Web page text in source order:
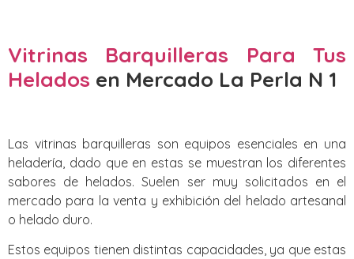
Vitrinas Barquilleras Para Tus
Helados en Mercado La Perla N 1
Las vitrinas barquilleras son equipos esenciales en una
heladería, dado que en estas se muestran los diferentes
sabores de helados. Suelen ser muy solicitados en el
mercado para la venta y exhibición del helado artesanal
o helado duro.
Estos equipos tienen distintas capacidades, ya que estas